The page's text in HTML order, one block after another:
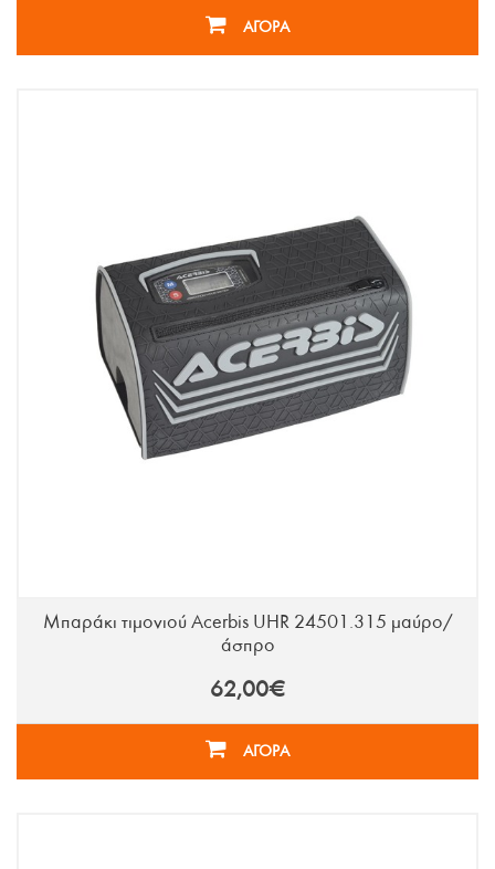
ΑΓΟΡΑ
Μπαράκι τιμονιού Acerbis UHR 24501.315 μαύρο/
άσπρο
62,00€
ΑΓΟΡΑ